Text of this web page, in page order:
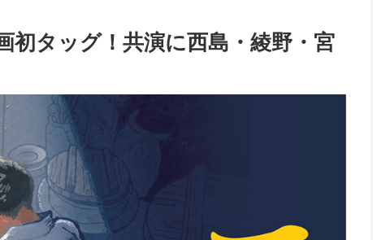
初タッグ！共演に西島・綾野・宮